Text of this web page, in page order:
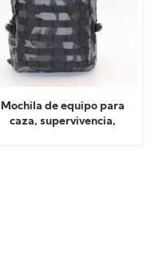
Mochila de equipo para
caza, supervivencia,